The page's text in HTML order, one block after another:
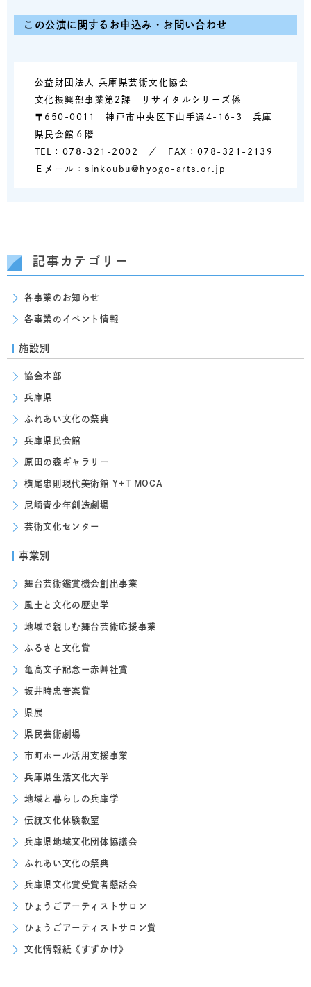
この公演に関するお申込み・お問い合わせ
公益財団法人 兵庫県芸術文化協会
文化振興部事業第2課 リサイタルシリーズ係
〒650-0011 神戸市中央区下山手通4-16-3 兵庫
県民会館６階
TEL：078-321-2002 ／ FAX：078-321-2139
Ｅメール：sinkoubu@hyogo-arts.or.jp
記事カテゴリー
各事業のお知らせ
各事業のイベント情報
施設別
協会本部
兵庫県
ふれあい文化の祭典
兵庫県民会館
原田の森ギャラリー
横尾忠則現代美術館 Y+T MOCA
尼崎青少年創造劇場
芸術文化センター
事業別
舞台芸術鑑賞機会創出事業
風土と文化の歴史学
地域で親しむ舞台芸術応援事業
ふるさと文化賞
亀高文子記念ー赤艸社賞
坂井時忠音楽賞
県展
県民芸術劇場
市町ホール活用支援事業
兵庫県生活文化大学
地域と暮らしの兵庫学
伝統文化体験教室
兵庫県地域文化団体協議会
ふれあい文化の祭典
兵庫県文化賞受賞者懇話会
ひょうごアーティストサロン
ひょうごアーティストサロン賞
文化情報紙《すずかけ》